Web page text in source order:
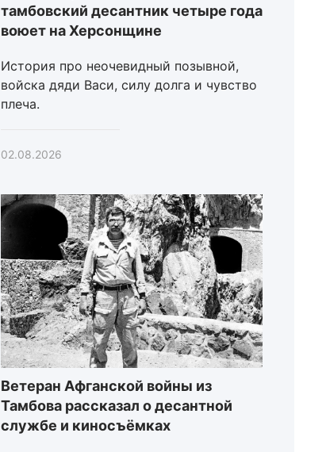
тамбовский десантник четыре года
воюет на Херсонщине
История про неочевидный позывной,
войска дяди Васи, силу долга и чувство
плеча.
02.08.2026
Ветеран Афганской войны из
Тамбова рассказал о десантной
службе и киносъёмках